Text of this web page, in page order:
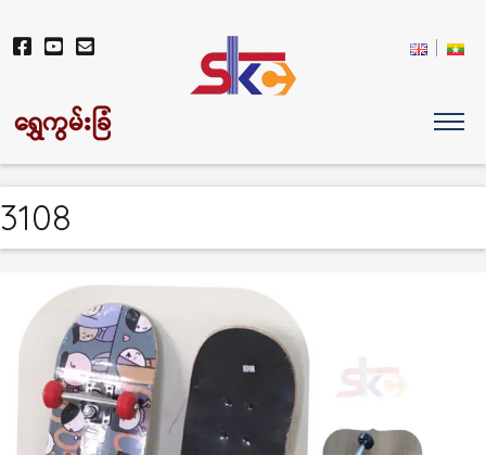
ရွှေကွမ်းခြံ
3108